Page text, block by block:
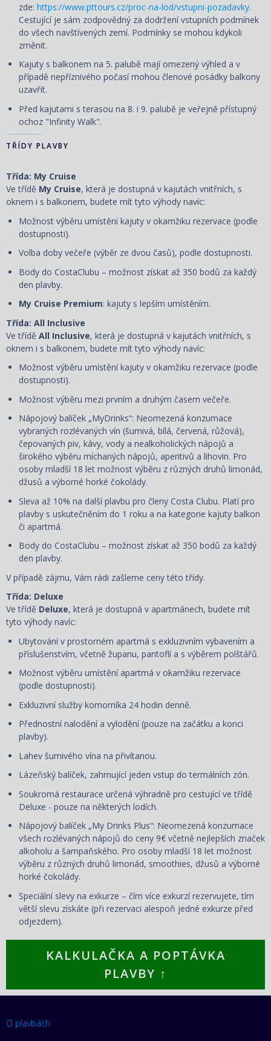
zde: https://www.pttours.cz/proc-na-lod/vstupni-pozadavky.
Cestující je sám zodpovědný za dodržení vstupních podmínek
do všech navštívených zemí. Podmínky se mohou kdykoli
změnit.
Kajuty s balkonem na 5. palubě mají omezený výhled a v
případě nepříznivého počasí mohou členové posádky balkony
uzavřít.
Před kajutami s terasou na 8. i 9. palubě je veřejně přístupný
ochoz "Infinity Walk".
TŘÍDY PLAVBY
Třída: My Cruise
Ve třídě My Cruise, která je dostupná v kajutách vnitřních, s
oknem i s balkonem, budete mít tyto výhody navíc:
Možnost výběru umístění kajuty v okamžiku rezervace (podle
dostupnosti).
Volba doby večeře (výběr ze dvou časů), podle dostupnosti.
Body do CostaClubu – možnost získat až 350 bodů za každý
den plavby.
My Cruise Premium: kajuty s lepším umístěním.
Třída: All Inclusive
Ve třídě All Inclusive, která je dostupná v kajutách vnitřních, s
oknem i s balkonem, budete mít tyto výhody navíc:
Možnost výběru umístění kajuty v okamžiku rezervace (podle
dostupnosti).
Možnost výběru mezi prvním a druhým časem večeře.
Nápojový balíček „MyDrinks“: Neomezená konzumace
vybraných rozlévaných vín (šumivá, bílá, červená, růžová),
čepovaných piv, kávy, vody a nealkoholických nápojů a
širokého výběru míchaných nápojů, aperitivů a lihovin. Pro
osoby mladší 18 let možnost výběru z různých druhů limonád,
džusů a výborné horké čokolády.
Sleva až 10% na další plavbu pro členy Costa Clubu. Platí pro
plavby s uskutečněním do 1 roku a na kategorie kajuty balkon
či apartmá.
Body do CostaClubu – možnost získat až 350 bodů za každý
den plavby.
V případě zájmu, Vám rádi zašleme ceny této třídy.
Třída: Deluxe
Ve třídě Deluxe, která je dostupná v apartmánech, budete mít
tyto výhody navíc:
Ubytování v prostorném apartmá s exkluzivním vybavením a
příslušenstvím, včetně županu, pantoflí a s výběrem polštářů.
Možnost výběru umístění apartmá v okamžiku rezervace
(podle dostupnosti).
Exkluzivní služby komorníka 24 hodin denně.
Přednostní nalodění a vylodění (pouze na začátku a konci
plavby).
Lahev šumivého vína na přivítanou.
Lázeňský balíček, zahrnující jeden vstup do termálních zón.
Soukromá restaurace určená výhradně pro cestující ve třídě
Deluxe - pouze na některých lodích.
Nápojový balíček „My Drinks Plus“: Neomezená konzumace
všech rozlévaných nápojů do ceny 9€ včetně nejlepších značek
alkoholu a šampaňského. Pro osoby mladší 18 let možnost
výběru z různých druhů limonád, smoothies, džusů a výborné
horké čokolády.
Speciální slevy na exkurze – čím více exkurzí rezervujete, tím
větší slevu získáte (při rezervaci alespoň jedné exkurze před
odjezdem).
KALKULAČKA A POPTÁVKA
PLAVBY ↑
O plavbách